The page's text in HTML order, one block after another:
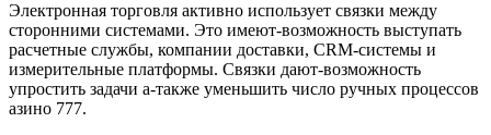
Электронная торговля активно использует связки между
сторонними системами. Это имеют-возможность выступать
расчетные службы, компании доставки, CRM-системы и
измерительные платформы. Связки дают-возможность
упростить задачи а-также уменьшить число ручных процессов
азино 777.